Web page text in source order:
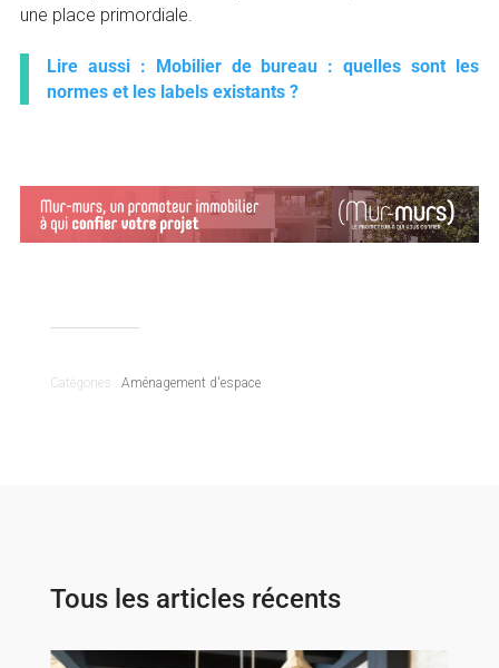
une place primordiale.
Lire aussi : Mobilier de bureau : quelles sont les
normes et les labels existants ?
Catégories : Aménagement d'espace
Tous les articles récents